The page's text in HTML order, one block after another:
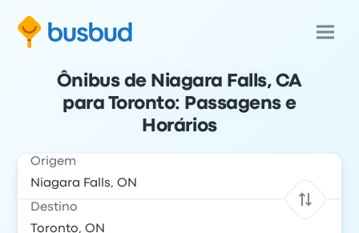
Ônibus de Niagara Falls, CA
para Toronto: Passagens e
Horários
Origem
Destino